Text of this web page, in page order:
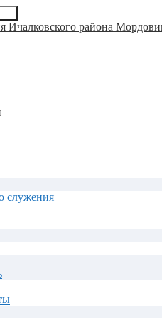
Ичалковского района
служения